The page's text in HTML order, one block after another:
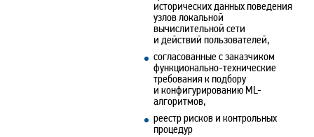
исторических данных поведения
узлов локальной
вычислительной сети
и действий пользователей,
согласованные с заказчиком
функционально-технические
требования к подбору
и конфигурированию ML-
алгоритмов,
реестр рисков и контрольных
процедур